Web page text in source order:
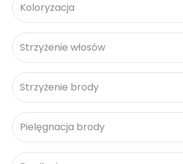
Koloryzacja
Strzyżenie włosów
Strzyżenie brody
Pielęgnacja brody